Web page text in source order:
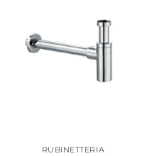
RUBINETTERIA